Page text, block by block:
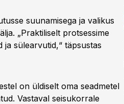
suunamisega ja valikus
„Praktiliselt protsessime
sülearvutid,“ täpsustas
on üldiselt oma seadmetel
Vastaval seisukorrale